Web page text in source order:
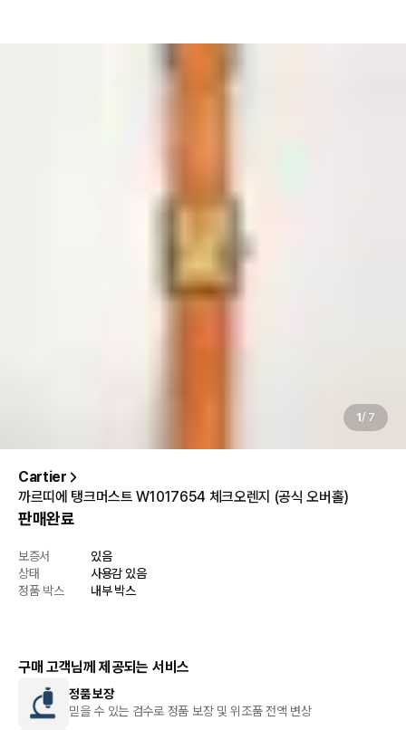
1/ 7
Cartier
까르띠에 탱크머스트 W1017654 체크오렌지 (공식 오버홀)
판매완료
보증서
있음
상태
사용감 있음
정품 박스
내부 박스
구매 고객님께 제공되는 서비스
정품 보장
믿을 수 있는 검수로 정품 보장 및 위조품 전액 변상